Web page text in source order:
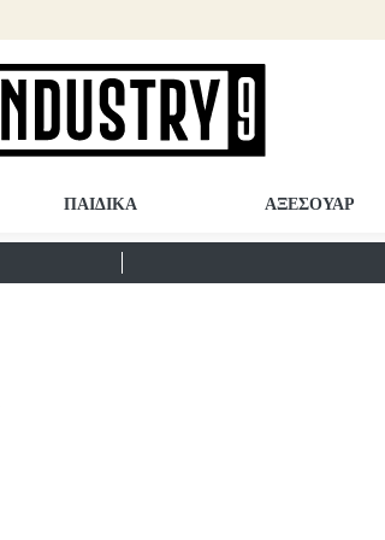
ΠΑΙΔΙΚΑ ΑΞΕΣΟΥΑΡ